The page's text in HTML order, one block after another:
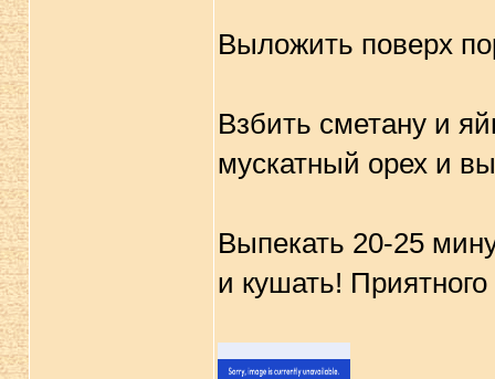
Выложить поверх
Взбить сметану и
мускатный орех и
Выпекать 20-25
и кушать! Приятного